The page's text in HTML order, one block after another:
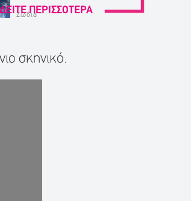
σκηνικό.
ΖώδιαΠΕΡΙΣΣΟΤΕΡΑ